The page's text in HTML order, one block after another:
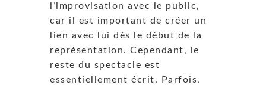
l’improvisation avec le public,
car il est important de créer un
lien avec lui dès le début de la
représentation. Cependant, le
reste du spectacle est
essentiellement écrit. Parfois,